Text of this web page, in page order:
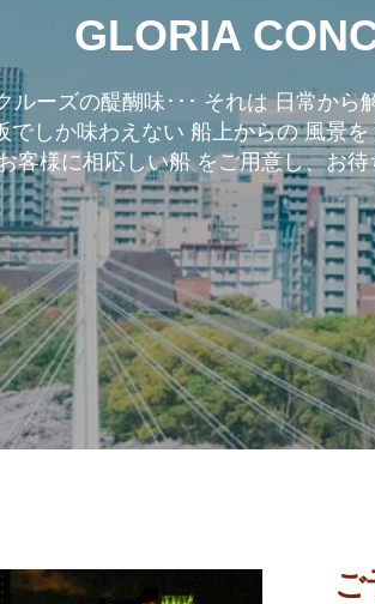
GLORIA
ルーズの醍醐味･･･ それは 日常から
でしか味わえない 船上からの 風景
客様に相応しい船 をご用意し、お待
ご